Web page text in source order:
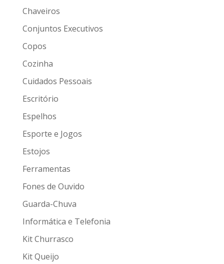
Chaveiros
Conjuntos Executivos
Copos
Cozinha
Cuidados Pessoais
Escritório
Espelhos
Esporte e Jogos
Estojos
Ferramentas
Fones de Ouvido
Guarda-Chuva
Informática e Telefonia
Kit Churrasco
Kit Queijo